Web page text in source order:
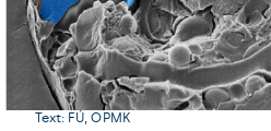
Text: FÚ, OPMK